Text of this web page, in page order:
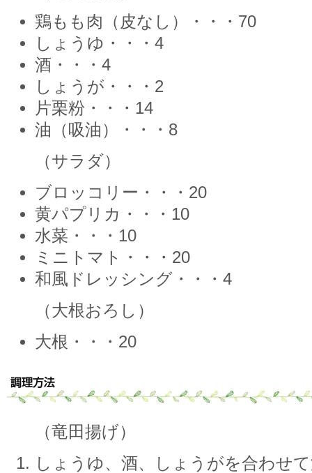
鶏もも肉（皮なし）・・・70
しょうゆ・・・4
酒・・・4
しょうが・・・2
片栗粉・・・14
油（吸油）・・・8
（サラダ）
ブロッコリー・・・20
黄パプリカ・・・10
水菜・・・10
ミニトマト・・・20
和風ドレッシング・・・4
（大根おろし）
大根・・・20
（竜田揚げ）
しょうゆ、酒、しょうがを合わせ